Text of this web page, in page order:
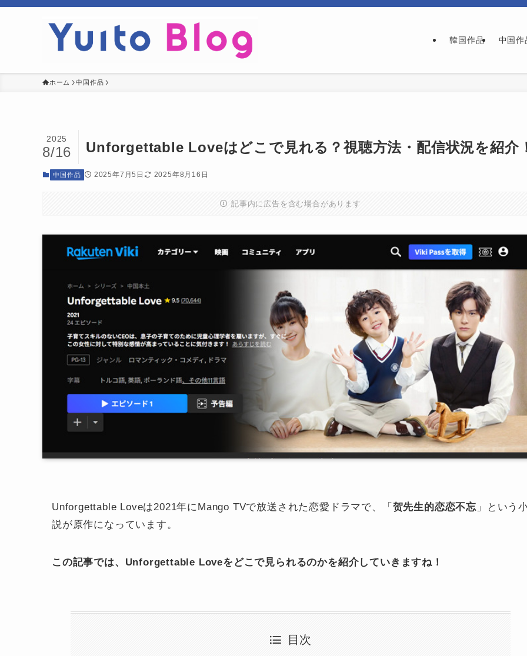
韓国作品 中国作
ホーム 中国作品
Unforgettable Loveはどこで見れる？視聴方法・配信状況を紹介
2025
8/16
中国作品 2025年7月5日 2025年8月16日
記事内に広告を含む場合があります
Unforgettable Loveは2021年にMango TVで放送された恋愛ドラマで、「 贺先生的恋恋不忘 」という
説が原作になっています。
この記事では、Unforgettable Loveをどこで見られるのかを紹介していきますね！
目次